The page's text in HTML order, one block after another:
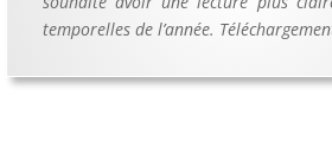
temporelles de l’année.